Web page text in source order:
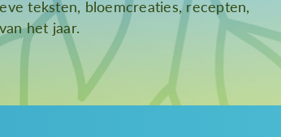
teksten, bloemcreaties, recepten,
het jaar.